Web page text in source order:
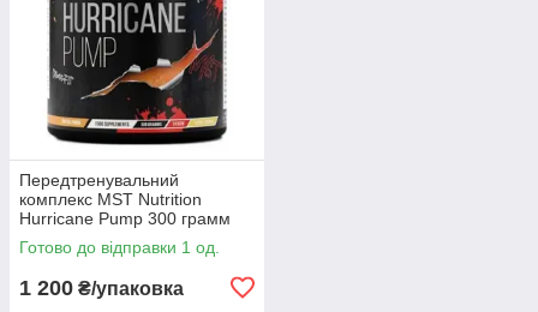
Передтренувальний
комплекс MST Nutrition
Hurricane Pump 300 грамм
Вкус : mango-kiwi
Готово до відправки 1 од.
1 200 ₴/упаковка